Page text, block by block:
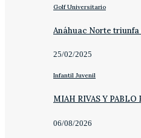
Golf Universitario
Anáhuac Norte
25/02/2025
Infantil Juvenil
MIAH RIVAS Y
06/08/2026